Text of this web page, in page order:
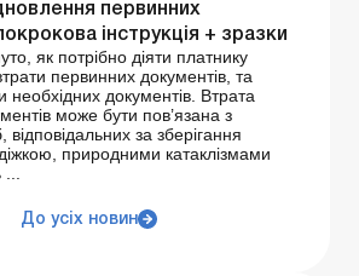
первинних
інструкція + зразки
як потрібно діяти платнику
первинних документів, та
необхідних документів. Втрата
може бути пов’язана з
відповідальних за зберігання
природними катаклізмами
...
До усіх новин